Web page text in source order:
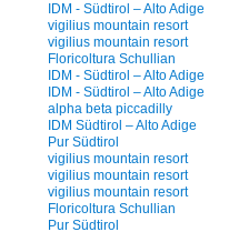
IDM - Südtirol – Alto Adige
vigilius mountain resort
vigilius mountain resort
Floricoltura Schullian
IDM - Südtirol – Alto Adige
IDM - Südtirol – Alto Adige
alpha beta piccadilly
IDM Südtirol – Alto Adige
Pur Südtirol
vigilius mountain resort
vigilius mountain resort
vigilius mountain resort
Floricoltura Schullian
Pur Südtirol